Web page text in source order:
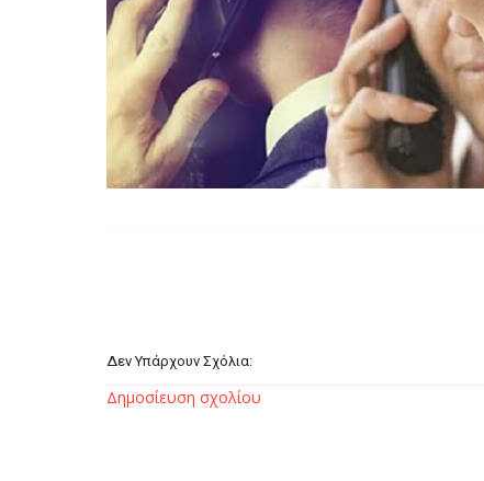
Δεν Υπάρχουν Σχόλια:
Δημοσίευση σχολίου